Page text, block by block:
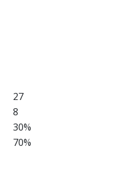
27
8
30%
70%